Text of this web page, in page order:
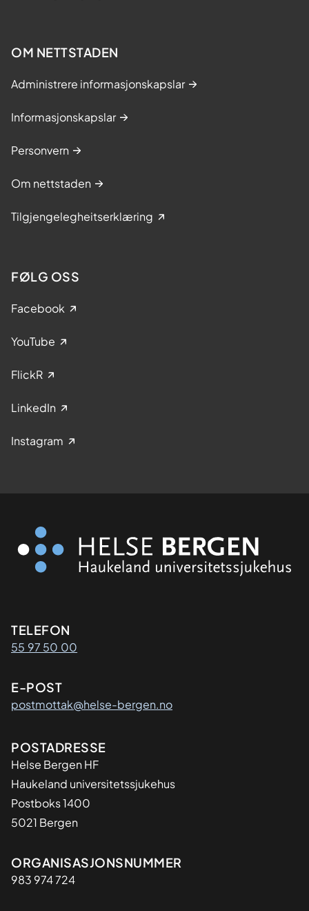
OM NETTSTADEN
Administrere informasjonskapslar
Informasjonskapslar
Personvern
Om nettstaden
Tilgjengelegheitserklæring
FØLG OSS
Facebook
YouTube
FlickR
LinkedIn
Instagram
Kontaktinformasjon
TELEFON
55 97 50 00
E-POST
postmottak@helse-bergen.no
Adresse
POSTADRESSE
Helse Bergen HF
Haukeland universitetssjukehus
Postboks 1400
5021 Bergen
Organisasjon
ORGANISASJONSNUMMER
983 974 724